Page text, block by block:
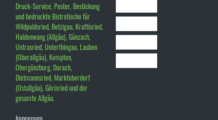
Druck-Service, Poster, Bestickung
und bedruckte Bistrotische für
Wildpoldsried, Betzigau, Kraftisried,
Haldenwang (Allgäu), Günzach,
Untrasried, Unterthingau, Lauben
(Oberallgäu), Kempten,
Obergünzburg, Durach,
Dietmannsried, Marktoberdorf
(Ostallgäu), Görisried und der
gesamte Allgäu.